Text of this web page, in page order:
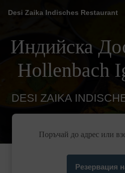
Desi Zaika Indisches Restaurant
Индийска
Hollenbach
DESI ZAIKA
Поръчай до адрес или
Резервация